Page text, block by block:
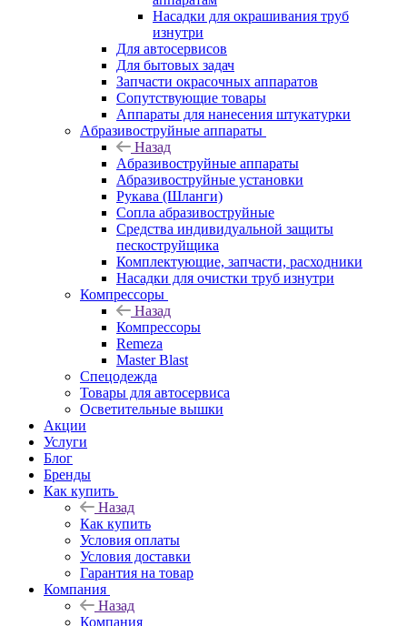
Насадки для окрашивания труб
изнутри
Для автосервисов
Для бытовых задач
Запчасти окрасочных аппаратов
Сопутствующие товары
Аппараты для нанесения штукатурки
Aбразивоструйные аппараты
Назад
Aбразивоструйные аппараты
Абразивоструйные установки
Рукава (Шланги)
Сопла абразивоструйные
Средства индивидуальной защиты
пескоструйщика
Комплектующие, запчасти, расходники
Насадки для очистки труб изнутри
Компрессоры
Назад
Компрессоры
Remeza
Master Blast
Спецодежда
Товары для автосервиса
Осветительные вышки
Акции
Услуги
Блог
Бренды
Как купить
Назад
Как купить
Условия оплаты
Условия доставки
Гарантия на товар
Компания
Назад
Компания